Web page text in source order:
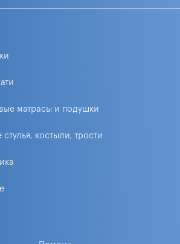
матрасы и подушки
костыли, трости